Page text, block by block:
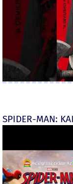
SPIDER-MAN: